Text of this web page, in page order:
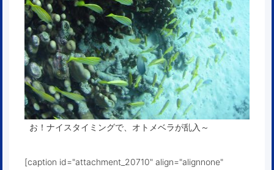
お！ナイスタイミングで、オトメベラが乱入～
[caption id="attachment_20710" align="alignnone"